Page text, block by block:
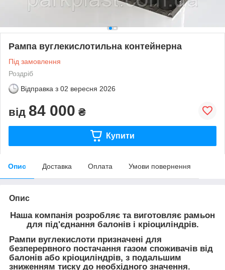
Рампа вуглекислотильна контейнерна
Під замовлення
Роздріб
Відправка з 02 вересня 2026
від 84 000 ₴
Купити
Опис Доставка Оплата Умови повернення
Опис
Наша компанія розробляє та виготовляє рамьон
для під'єднання балонів і кріоциліндрів.
Рампи вуглекислоти призначені для
безперервного постачання газом споживачів від
балонів або кріоциліндрів, з подальшим
зниженням тиску до необхідного значення.